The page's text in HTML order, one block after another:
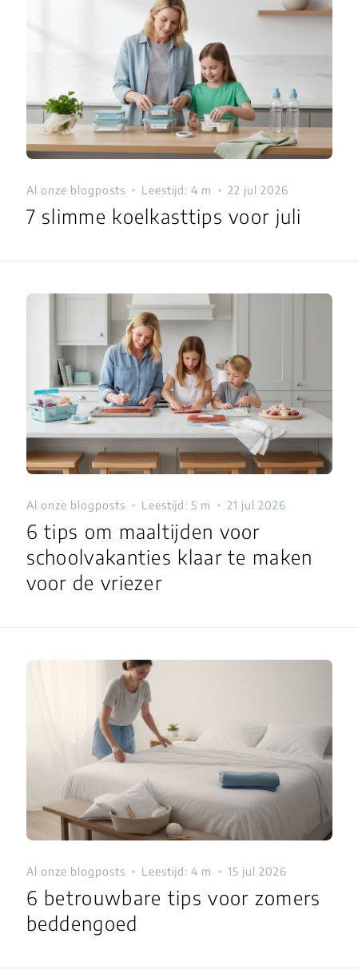
Al onze blogposts Leestijd: 4 m 22 jul 2026
7 slimme koelkasttips voor juli
Al onze blogposts Leestijd: 5 m 21 jul 2026
6 tips om maaltijden voor
schoolvakanties klaar te maken
voor de vriezer
Al onze blogposts Leestijd: 4 m 15 jul 2026
6 betrouwbare tips voor zomers
beddengoed